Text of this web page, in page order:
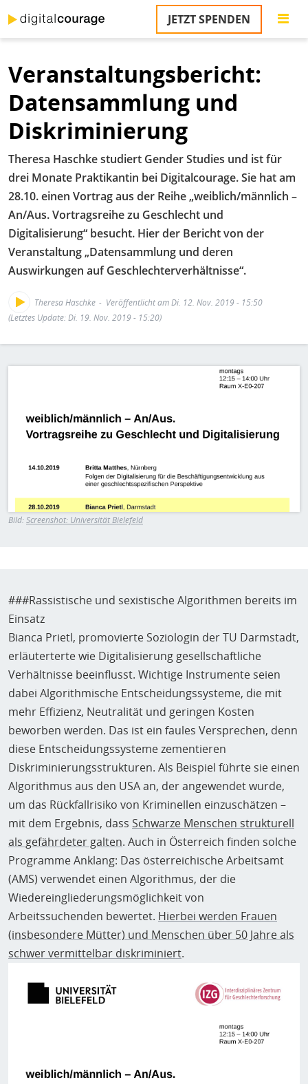
zum
Inhalt
JETZT SPENDEN
Veranstaltungsbericht:
Datensammlung und
Diskriminierung
Theresa Haschke studiert Gender Studies und ist für
drei Monate Praktikantin bei Digitalcourage. Sie hat am
28.10. einen Vortrag aus der Reihe „weiblich/männlich –
An/Aus. Vortragsreihe zu Geschlecht und
Digitalisierung“ besucht. Hier der Bericht von der
Veranstaltung „Datensammlung und deren
Auswirkungen auf Geschlechterverhältnisse“.
Theresa Haschke
Veröffentlicht am Di. 12. Nov. 2019 - 15:50
(Letztes Update: Di. 19. Nov. 2019 - 15:20)
Bild
Bild:Screenshot: Universität Bielefeld
###Rassistische und sexistische Algorithmen bereits im
Einsatz
Bianca Prietl, promovierte Soziologin der TU Darmstadt,
erläuterterte wie Digitalisierung gesellschaftliche
Verhältnisse beeinflusst. Wichtige Instrumente seien
dabei Algorithmische Entscheidungssysteme, die mit
mehr Effizienz, Neutralität und geringen Kosten
beworben werden. Das ist ein faules Versprechen, denn
diese Entscheidungssysteme zementieren
Diskriminierungsstrukturen. Als Beispiel führte sie einen
Algorithmus aus den USA an, der angewendet wurde,
um das Rückfallrisiko von Kriminellen einzuschätzen –
mit dem Ergebnis, dass Schwarze Menschen strukturell
als gefährdeter galten. Auch in Österreich finden solche
Programme Anklang: Das österreichische Arbeitsamt
(AMS) verwendet einen Algorithmus, der die
Wiedereingliederungsmöglichkeit von
Arbeitssuchenden bewertet. Hierbei werden Frauen
(insbesondere Mütter) und Menschen über 50 Jahre als
schwer vermittelbar diskriminiert.